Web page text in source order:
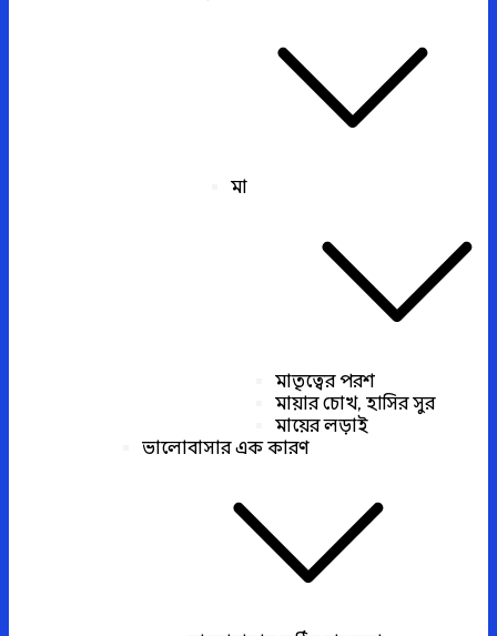
মা
মাতৃত্বের পরশ
মায়ার চোখ, হাসির সুর
মায়ের লড়াই
ভালোবাসার এক কারণ